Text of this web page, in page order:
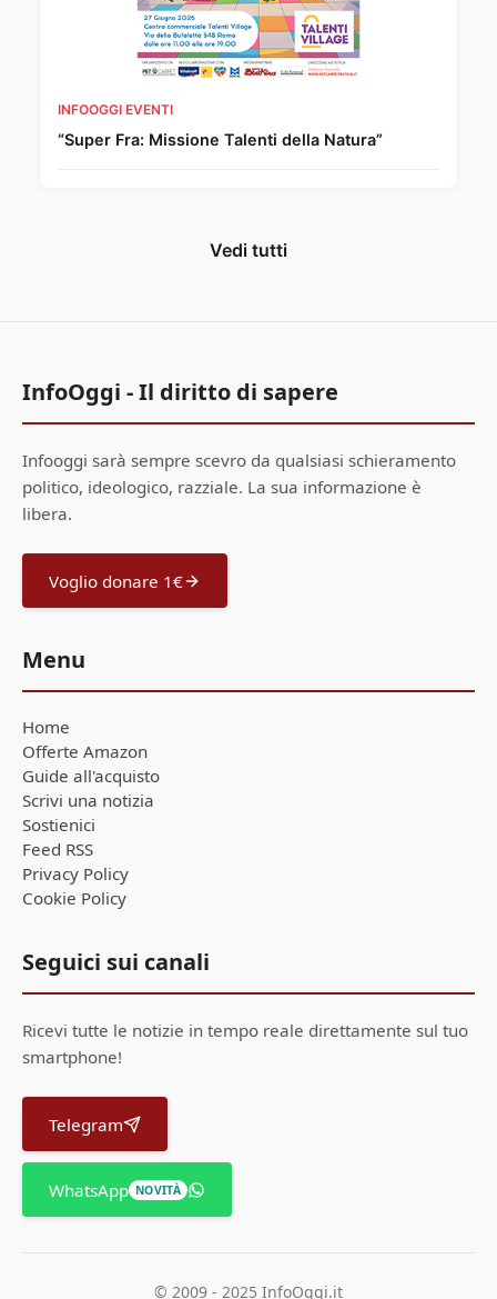
INFOOGGI EVENTI
“Super Fra: Missione Talenti della Natura”
Vedi tutti
InfoOggi - Il diritto di sapere
Infooggi sarà sempre scevro da qualsiasi schieramento
politico, ideologico, razziale. La sua informazione è
libera.
Voglio donare 1€
Menu
Home
Offerte Amazon
Guide all'acquisto
Scrivi una notizia
Sostienici
Feed RSS
Privacy Policy
Cookie Policy
Seguici sui canali
Ricevi tutte le notizie in tempo reale direttamente sul tuo
smartphone!
Telegram
WhatsApp NOVITÀ
© 2009 - 2025 InfoOggi.it